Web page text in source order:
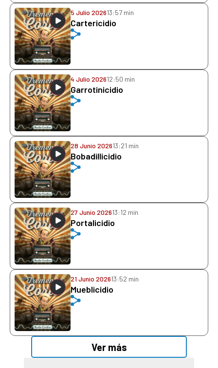
5 Julio 202613:57 min
Cartericidio
4 Julio 202612:50 min
Garrotinicidio
28 Junio 202613:21 min
Bobadillicidio
27 Junio 202613:12 min
Portalicidio
21 Junio 202613:52 min
Mueblicidio
Ver más